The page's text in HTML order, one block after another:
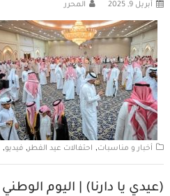
أبريل 9, 2025 المحرر
أخبار و مناسبات, احتفالات عيد الفطر,فيديو,
(عيدي يا دارنا) | اليوم الوطني 93